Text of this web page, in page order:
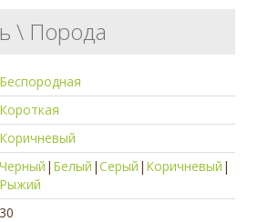
\ Порода
Беспородная
Короткая
Коричневый
Черный | Белый |Серый | Коричневый |
Рыжий
30